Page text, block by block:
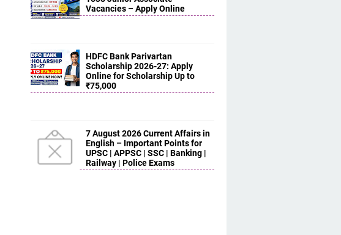
Vacancies – Apply Online
HDFC Bank Parivartan
Scholarship 2026-27: Apply
Online for Scholarship Up to
₹75,000
7 August 2026 Current Affairs in
English – Important Points for
UPSC | APPSC | SSC | Banking |
Railway | Police Exams